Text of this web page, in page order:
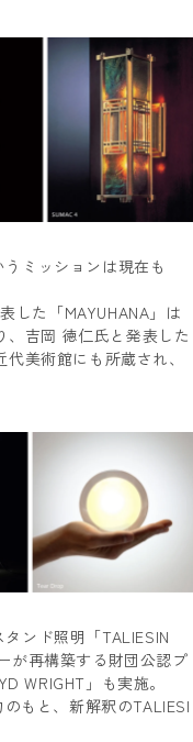
ミッションは現在も
した「MAYUHANA」は
、吉岡 徳仁氏と発表した
美術館にも所蔵され、
ンド照明「TALIESIN
が再構築する財団公認プ
WRIGHT」も実施。
もと、新解釈のTALIESI